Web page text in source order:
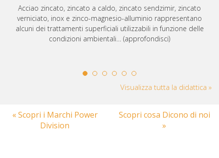
Acciao zincato, zincato a caldo, zincato sendzimir, zincato
verniciato, inox e zinco-magnesio-alluminio rappresentano
alcuni dei trattamenti superficiali utilizzabili in funzione delle
condizioni ambientali… (approfondisci)
Visualizza tutta la didattica »
« Scopri i Marchi Power
Division
Scopri cosa Dicono di noi
»